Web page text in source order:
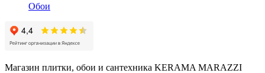
Обои
Магазин плитки, обои и сантехника KERAMA MARAZZI